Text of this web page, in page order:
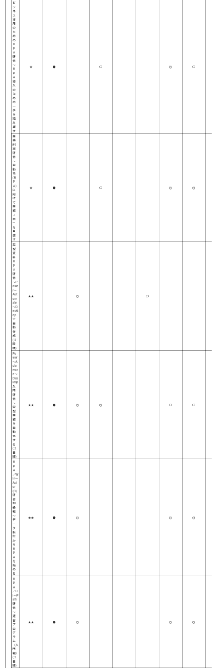
ビ
ジ
ネ
ス
活
用
の
た
め
の
Ｒ
Ｐ
Ａ
研
修
～
Ｒ
Ｐ
Ａ
導
入
の
た
め
の
一
歩
を
踏
み
出
す
★ ● ○ ◎ ○
業
務
削
減
研
修
～
自
動
化
(Ｒ
Ｐ
Ａ)
に
向
け
て
業
務
フ
ロ
ー
を
見
直
す
★ ● ○ ◎ ◎
定
型
資
料
Ｒ
Ｐ
Ａ
研
修
～P
owe
r～
Aut
om
ate
～D
eskt
op
で
自
動
作
成
(２
時
間)
★★ ◎ ○
Po
wer
～A
uto
mat
e～
Des
ktop
入
門
研
修
～
定
型
業
務
を
自
動
化
す
る
(２
日
間)
★★ ● ◎ ◎ ○ ○
Ｒ
Ｐ
Ａ
／W
in～
Act
or
(R)
研
修
初
級
編
～
デ
ー
タ
転
記
か
ら
Ｒ
Ｐ
Ａ
を
始
め
る
★★ ● ◎ ◎ ◎
Ｒ
Ｐ
Ａ
／U
i～P
ath
研
修
～
速
習
プ
ロ
グ
ラ
ム
（入
門
編）
(２
日
間)
★★ ● ◎ ◎ ◎